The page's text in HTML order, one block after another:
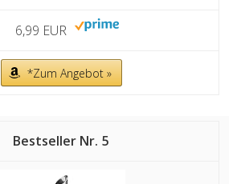
6,99 EUR
*Zum Angebot »
5